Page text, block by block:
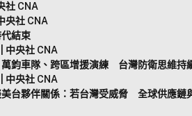
社 CNA
央社 CNA
結束
中央社 CNA
鈞車隊、跨區增援演練 台灣防衛思維持
中央社 CNA
台夥伴關係：若台灣受威脅 全球供應鏈